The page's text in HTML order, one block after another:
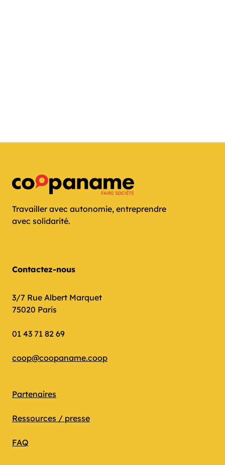
Travailler avec autonomie, entreprendre
avec solidarité.
Contactez-nous
3/7 Rue Albert Marquet
75020 Paris
01 43 71 82 69
coop@coopaname.coop
Partenaires
Ressources / presse
FAQ